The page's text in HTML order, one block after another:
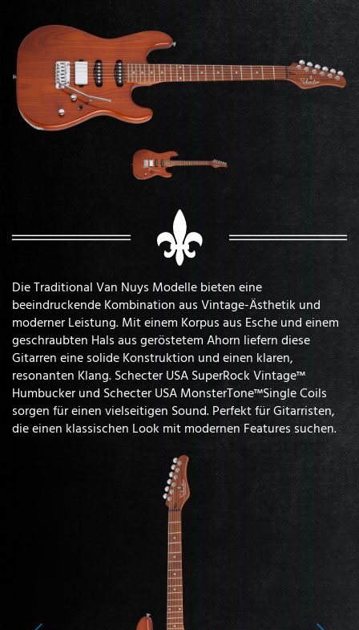
Die Traditional Van Nuys Modelle bieten eine
beeindruckende Kombination aus Vintage-Ästhetik und
moderner Leistung. Mit einem Korpus aus Esche und einem
geschraubten Hals aus geröstetem Ahorn liefern diese
Gitarren eine solide Konstruktion und einen klaren,
resonanten Klang. Schecter USA SuperRock Vintage™
Humbucker und Schecter USA MonsterTone™Single Coils
sorgen für einen vielseitigen Sound. Perfekt für Gitarristen,
die einen klassischen Look mit modernen Features suchen.